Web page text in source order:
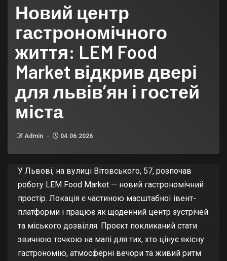
Новий центр
гастрономічного
життя: LEM Food
Market відкрив двері
для львів’ян і гостей
міста
Admin 04.06.2026
У Львові, на вулиці Вітовського, 57, розпочав
роботу LEM Food Market — новий гастрономічний
простір. Локація є частиною масштабної івент-
платформи і працює як щоденний центр зустрічей
та міського дозвілля. Проєкт покликаний стати
звичною точкою на мапі для тих, хто цінує якісну
гастрономію, атмосферні вечори та живий ритм